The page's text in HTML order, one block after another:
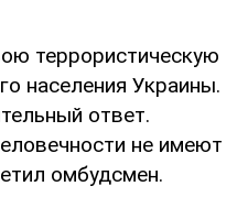
террористическую
населения Украины.
ответ.
не имеют
омбудсмен.